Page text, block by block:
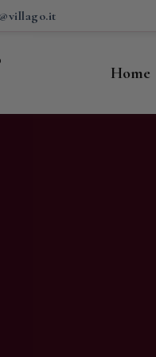
Home